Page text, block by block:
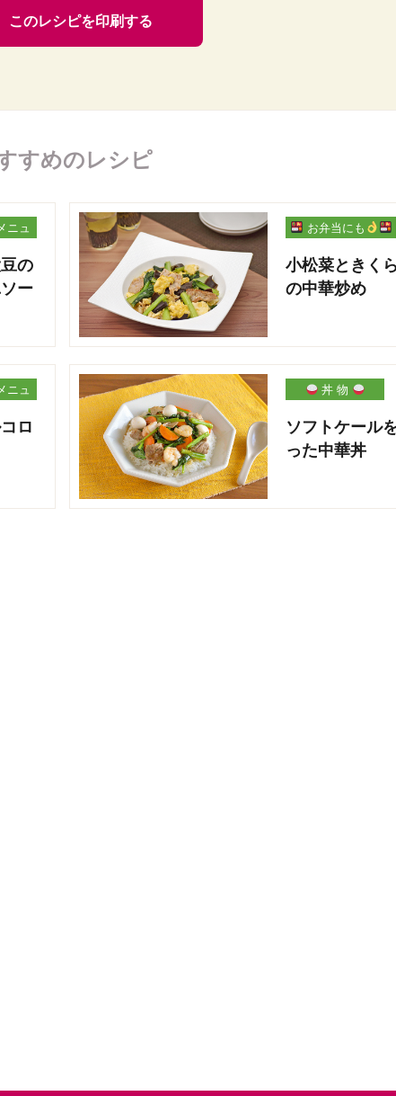
このレシピを印刷する
すめのレシピ
ニュ
の
ー
お弁当にも
小松菜ときく
の中華炒め
ニュ
ロ
丼 物
ソフトケール
った中華丼